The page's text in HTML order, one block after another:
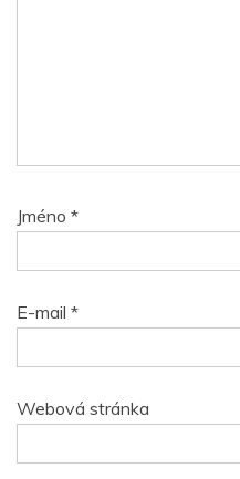
Jméno *
E-mail *
Webová stránka